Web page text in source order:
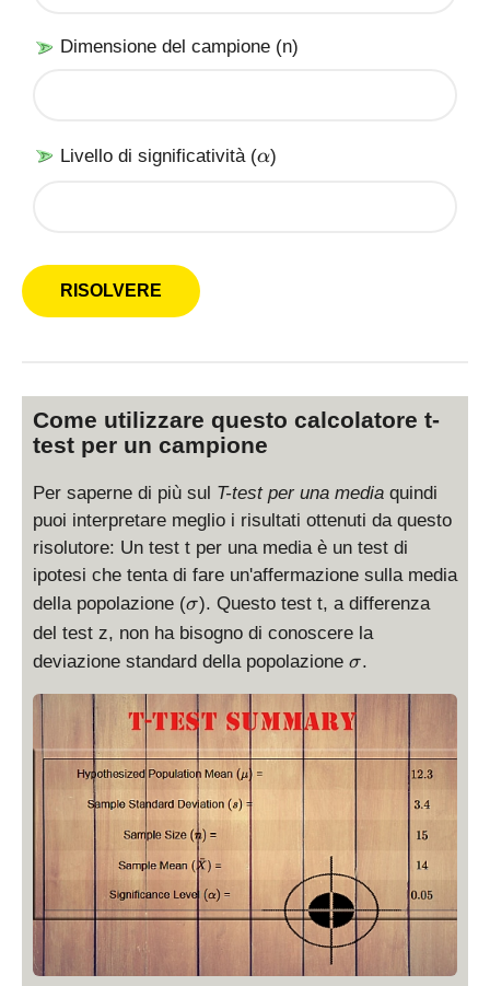
Dimensione del campione (n)
Livello di significatività (\
α)
Come utilizzare questo calcolatore t-
test per un campione
Per saperne di più sul T-test per una media quindi
puoi interpretare meglio i risultati ottenuti da questo
risolutore: Un test t per una media è un test di
ipotesi che tenta di fare un'affermazione sulla media
della popolazione (\
si
g
m
a
σ). Questo test t, a differenza
del test z, non ha bisogno di conoscere la
deviazione standard della popolazione \
g
m
a
σ.